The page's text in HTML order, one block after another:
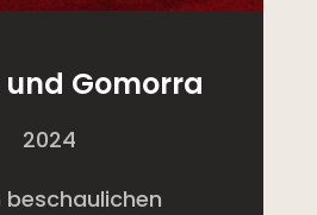
und Gomorra
2024
beschaulichen